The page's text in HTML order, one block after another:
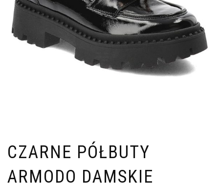
CZARNE PÓŁBUTY
ARMODO DAMSKIE